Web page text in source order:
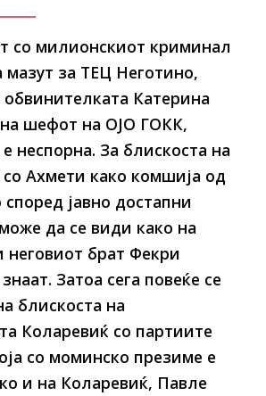
со милионскиот криминал
мазут за ТЕЦ Неготино,
обвинителката Катерина
шефот на ОЈО ГОКК,
неспорна. За блискоста на
Ахмети како комшија од
според јавно достапни
да се види како на
неговиот брат Фекри
Затоа сега повеќе се
блискоста на
Коларевиќ со партиите
со моминско презиме е
и на Коларевиќ, Павле